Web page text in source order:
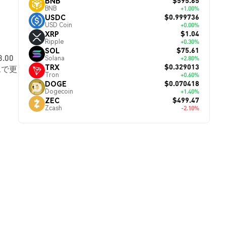
更
BNB +1.00%
USDC
USD Coin
$0.999736
+0.00%
XRP
Ripple
$1.04
+0.30%
SOL
Solana
$75.61
+2.80%
TRX
Tron
$0.329013
+0.60%
DOGE
Dogecoin
$0.070418
+1.40%
ZEC
Zcash
$499.47
-2.10%